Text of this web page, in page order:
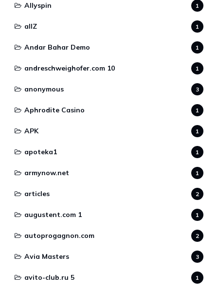
Allyspin 1
allZ 1
Andar Bahar Demo 1
andreschweighofer.com 10 1
anonymous 3
Aphrodite Casino 1
APK 1
apoteka1 1
armynow.net 1
articles 2
augustent.com 1 1
autoprogagnon.com 2
Avia Masters 3
avito-club.ru 5 1